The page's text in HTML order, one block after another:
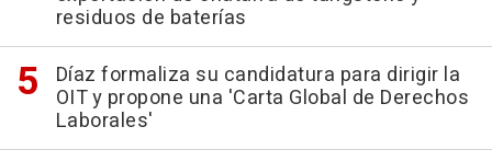
residuos de baterías
Díaz formaliza su candidatura para dirigir la
OIT y propone una 'Carta Global de Derechos
Laborales'